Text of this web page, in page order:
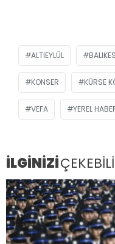
ALTIEYLÜL
KONSER KÜRSE
VEFA YEREL
İLGİNİZİ